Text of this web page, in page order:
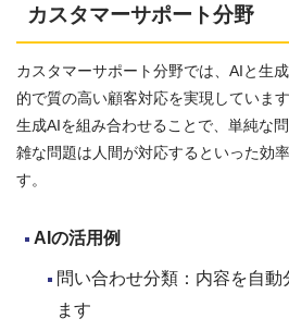
カスタマーサポート分野
カスタマーサポート分野では、AIと生
的で質の高い顧客対応を実現していま
生成AIを組み合わせることで、単純な
雑な問題は人間が対応するといった効
す。
AI の活用例
問い合わせ分類：内容を自
ます